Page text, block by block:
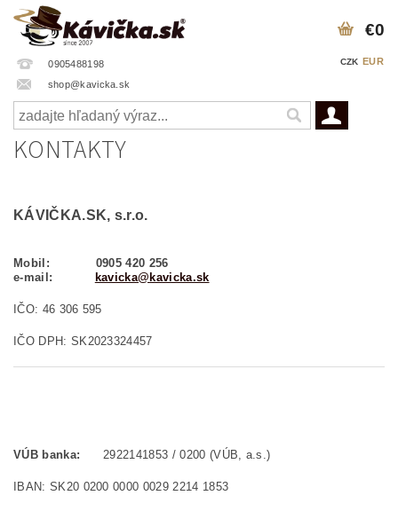
0905488198
shop@kavicka.sk
CZK EUR
€0
KONTAKTY
KÁVIČKA.SK, s.r.o.
Mobil: 0905 420 256
e-mail:
kavicka@kavicka.sk
IČO: 46 306 595
IČO DPH: SK2023324457
VÚB banka: 2922141853 / 0200 (VÚB, a.s.)
IBAN: SK20 0200 0000 0029 2214 1853